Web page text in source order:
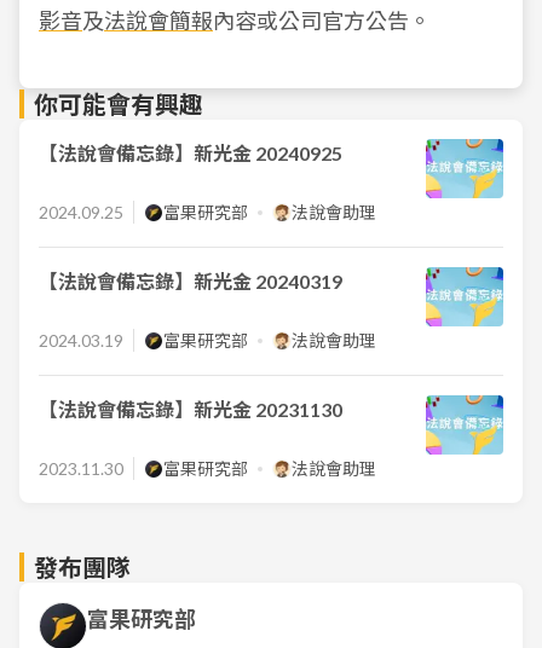
影音及法說會簡報內容或公司官方公告。
你可能會有興趣
【法說會備忘錄】新光金 20240925
2024.09.25 富果研究部 法說會助理
【法說會備忘錄】新光金 20240319
2024.03.19 富果研究部 法說會助理
【法說會備忘錄】新光金 20231130
2023.11.30 富果研究部 法說會助理
發布團隊
富果研究部